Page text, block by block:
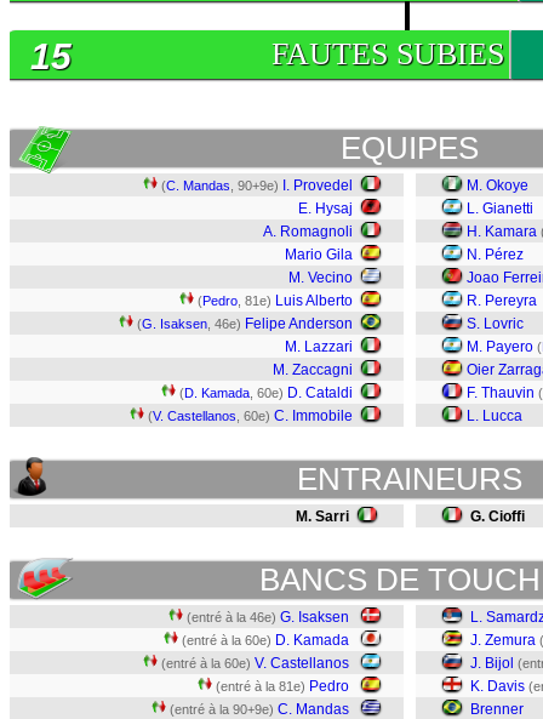
FAUTES SUBIES
15
EQUIPES
(C. Mandas , 90+9e)
I. Provedel
E. Hysaj
A. Romagnoli
Mario Gila
M. Vecino
(Pedro , 81e) Luis Alberto
(G. Isaksen , 46e) Felipe Anderson
M. Lazzari
M. Zaccagni
(D. Kamada , 60e) D. Cataldi
(V. Castellanos , 60e) C. Immobile
M. Okoye
L. Gianetti
H. Kamara
N. Pérez
Joao
R. Pereyra
S. Lovric
M. Payero (
Oier
F. Thauvin (
L. Lucca
ENTRAINEURS
M. Sarri G. Cioffi
BANCS DE
(entré à la 46e) G. Isaksen
(entré à la 60e) D. Kamada
(entré à la 60e) V. Castellanos
(entré à la 81e) Pedro
(entré à la 90+9e) C. Mandas
L.
J. Zemura
J. Bijol
K. Davis
Brenner